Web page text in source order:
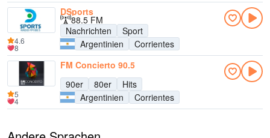
DSports
88.5 FM
Nachrichten
Sport
Argentinien
Corrientes
4.6
8
FM Concierto 90.5
90er
80er
Hits
Argentinien
Corrientes
5
4